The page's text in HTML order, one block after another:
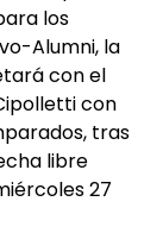
los
Alumni, la
con el
con
tras
libre
27